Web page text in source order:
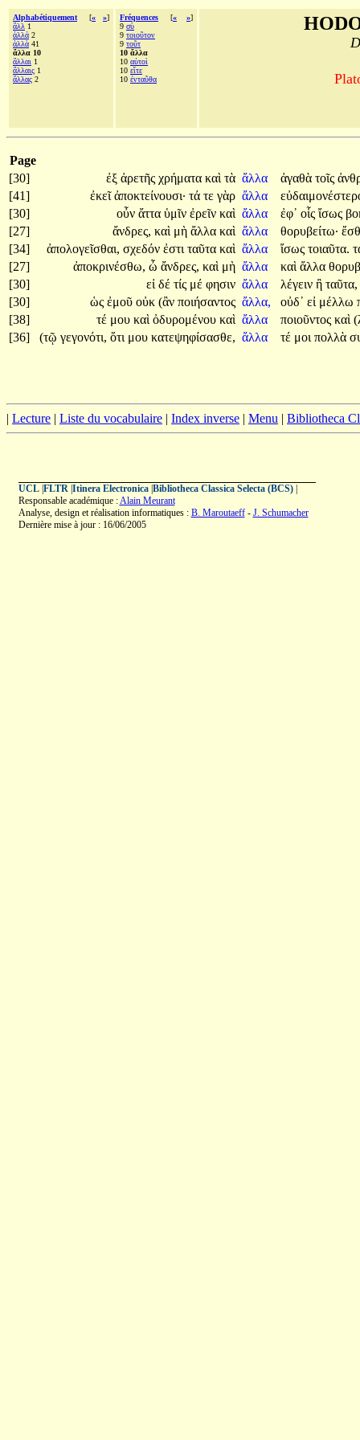
Alphabétiquement [« »]
ἄλλ 1
ἀλλά 2
ἀλλὰ 41
ἄλλα 10
ἄλλαι 1
ἄλλαις 1
ἄλλας 2
Fréquences [« »]
9 σὺ
9 τοιοῦτον
9 τοῦτ
10 ἄλλα
10 αὐτοὶ
10 εἴτε
10 ἐνταῦθα
Page
[30]
ἐξ ἀρετῆς χρήματα καὶ τὰ ἄλλα ἀγαθὰ τοῖς
[41]
ἐκεῖἀποκτείνουσι· τά τε γὰρ ἄλλα
[30]
οὖν ἄττα ὑμῖν ἐρεῖν καὶ ἄλλα ἐφ᾽ οἷς ἴσως
[27]
ἄνδρες, καὶ μὴ ἄλλα καὶ ἄλλα θορυβείτω·
[34]
ἀπολογεῖσθαι, σχεδόν ἐστι ταῦτα καὶ ἄλλα ἴσως τοιαῦτα.
[27]
ἀποκρινέσθω, ὦ ἄνδρες, καὶ μὴ ἄλλα καὶ ἄλλα
[30]
εἰ δέ τίς μέ φησιν ἄλλα λέγειν ἢ ταῦτα,
[30]
ὡς ἐμοῦ οὐκ (ἂν ποιήσαντος ἄλλα, οὐδ᾽ εἰ μέλλω
[38]
τέ μου καὶ ὀδυρομένου καὶ ἄλλα ποιοῦντος καὶ
[36]
(τῷ γεγονότι, ὅτι μου κατεψηφίσασθε, ἄλλα τέ μοι πολλὰ
| Lecture | Liste du vocabulaire | Index inverse | Menu | Bibliotheca
UCL| FLTR| Itinera Electronica| Bibliotheca Classica Selecta (BCS)|
Responsable académique :Alain Meurant
Analyse, design et réalisation informatiques : B. Maroutaeff- J. Schumacher
Dernière mise à jour : 16/06/2005